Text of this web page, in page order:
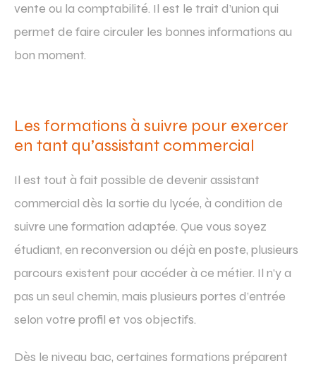
vente ou la comptabilité. Il est le trait d’union qui
permet de faire circuler les bonnes informations au
bon moment.
Les formations à suivre pour exercer
en tant qu’assistant commercial
Il est tout à fait possible de devenir assistant
commercial dès la sortie du lycée, à condition de
suivre une formation adaptée. Que vous soyez
étudiant, en reconversion ou déjà en poste, plusieurs
parcours existent pour accéder à ce métier. Il n’y a
pas un seul chemin, mais plusieurs portes d’entrée
selon votre profil et vos objectifs.
Dès le niveau bac, certaines formations préparent